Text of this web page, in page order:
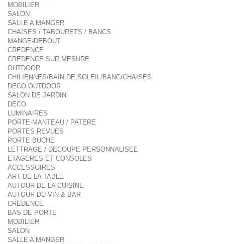
MOBILIER
SALON
SALLE A MANGER
CHAISES / TABOURETS / BANCS
MANGE-DEBOUT
CREDENCE
CREDENCE SUR MESURE
OUTDOOR
CHILIENNES/BAIN DE SOLEIL/BANC/CHAISES
DECO OUTDOOR
SALON DE JARDIN
DECO
LUMINAIRES
PORTE-MANTEAU / PATERE
PORTES REVUES
PORTE BUCHE
LETTRAGE / DECOUPE PERSONNALISEE
ETAGERES ET CONSOLES
ACCESSOIRES
ART DE LA TABLE
AUTOUR DE LA CUISINE
AUTOUR DU VIN & BAR
CREDENCE
BAS DE PORTE
MOBILIER
SALON
SALLE A MANGER